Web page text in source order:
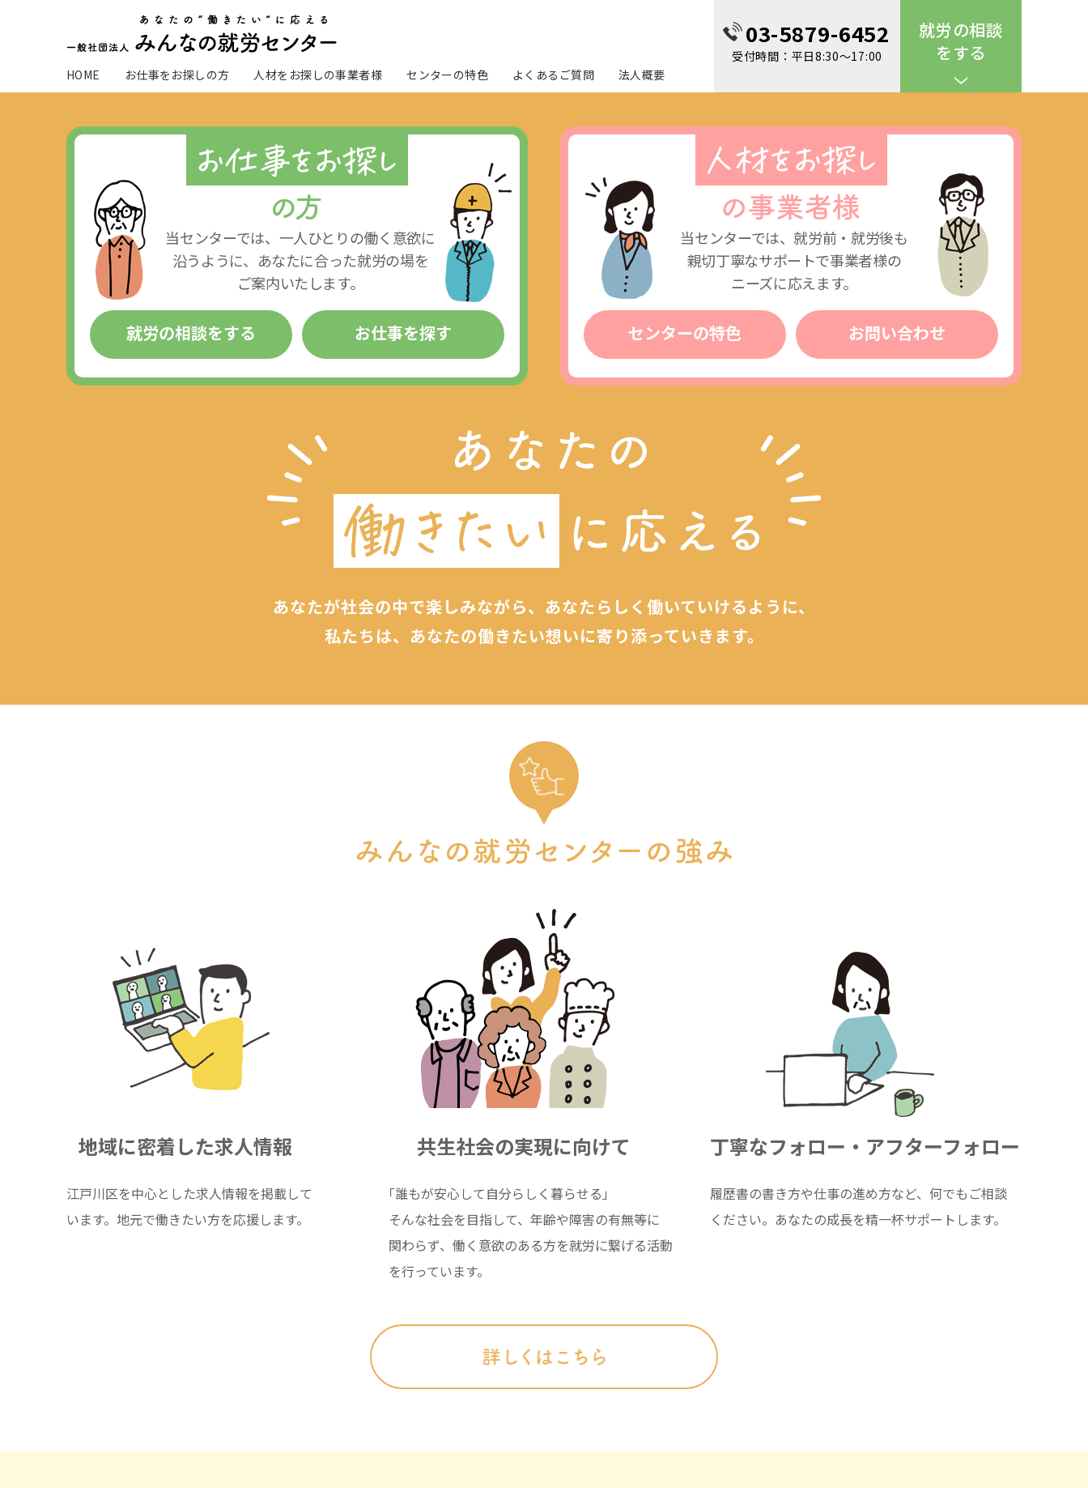
HOME お仕事をお探しの方 人材をお探しの事業者様 センターの特色 よくあるご質問 法人概要
03-5879-6452
受付時間：平日8:30～17:00
就労の相談
をする
当センターでは、一人ひとりの働く意欲に
沿うように、あなたに合った就労の場を
ご案内いたします。
就労の相談をする お仕事を探す
当センターでは、就労前・就労後も
親切丁寧なサポートで事業者様の
ニーズに応えます。
センターの特色 お問い合わせ
あなたが社会の中で楽しみながら、 あなたらしく働いていけるように、
私たちは、あなたの働きたい想いに寄り添っていきます。
地域に密着した求人情報
江戸川区を中心とした求人情報を掲載して
います。地元で働きたい方を応援します。
共生社会の実現に向けて
｢誰もが安心して自分らしく暮らせる｣
そんな社会を目指して、年齢や障害の有無等に
関わらず、働く意欲のある方を就労に繋げる活動
を行っています。
丁寧なフォロー・アフターフォロー
履歴書の書き方や仕事の進め方など、何でもご相談
ください。あなたの成長を精一杯サポートします。